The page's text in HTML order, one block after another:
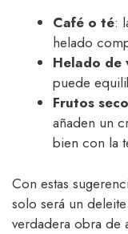
Café o té:
helado
Helado de
puede
Frutos
añaden un
bien con la
Con estas
solo será un
verdadera obra de